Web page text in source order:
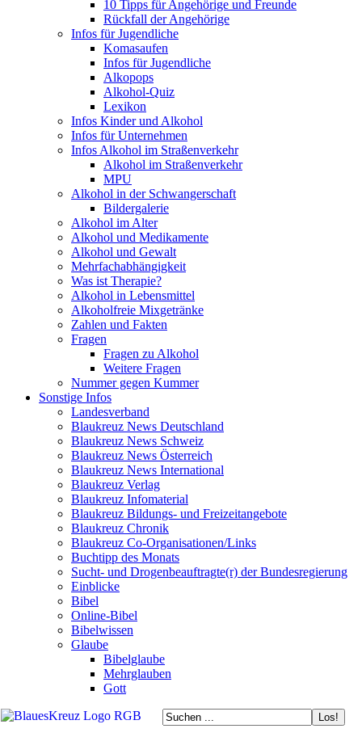
10 Tipps für Angehörige und Freunde
Rückfall der Angehörige
Infos für Jugendliche
Komasaufen
Infos für Jugendliche
Alkopops
Alkohol-Quiz
Lexikon
Infos Kinder und Alkohol
Infos für Unternehmen
Infos Alkohol im Straßenverkehr
Alkohol im Straßenverkehr
MPU
Alkohol in der Schwangerschaft
Bildergalerie
Alkohol im Alter
Alkohol und Medikamente
Alkohol und Gewalt
Mehrfachabhängigkeit
Was ist Therapie?
Alkohol in Lebensmittel
Alkoholfreie Mixgetränke
Zahlen und Fakten
Fragen
Fragen zu Alkohol
Weitere Fragen
Nummer gegen Kummer
Sonstige Infos
Landesverband
Blaukreuz News Deutschland
Blaukreuz News Schweiz
Blaukreuz News Österreich
Blaukreuz News International
Blaukreuz Verlag
Blaukreuz Infomaterial
Blaukreuz Bildungs- und Freizeitangebote
Blaukreuz Chronik
Blaukreuz Co-Organisationen/Links
Buchtipp des Monats
Sucht- und Drogenbeauftragte(r) der Bundesregierung
Einblicke
Bibel
Online-Bibel
Bibelwissen
Glaube
Bibelglaube
Mehrglauben
Gott